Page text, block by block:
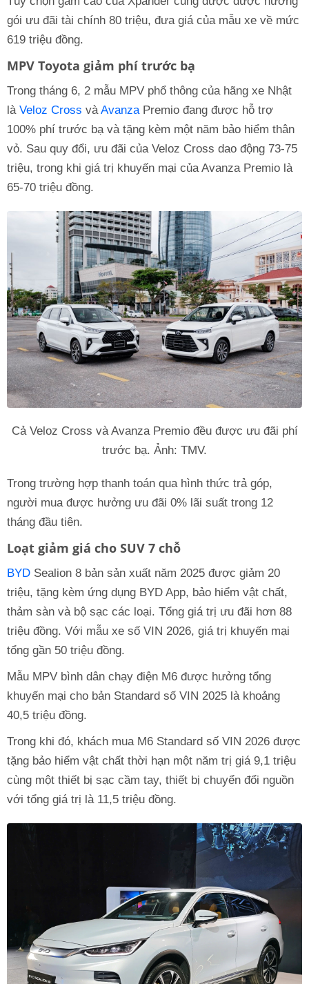
gói ưu đãi tài chính 80 triệu, đưa giá của mẫu xe về mức
619 triệu đồng.
MPV Toyota giảm phí trước bạ
Trong tháng 6, 2 mẫu MPV phổ thông của hãng xe Nhật
là Veloz Cross vàAvanzaPremio đang được hỗ trợ
100% phí trước bạ và tặng kèm một năm bảo hiểm thân
vỏ. Sau quy đổi, ưu đãi của Veloz Cross dao động 73-75
triệu, trong khi giá trị khuyến mại của Avanza Premio là
65-70 triệu đồng.
Cả Veloz Cross và Avanza Premio đều được ưu đãi phí
trước bạ. Ảnh: TMV.
Trong trường hợp thanh toán qua hình thức trả góp,
người mua được hưởng ưu đãi 0% lãi suất trong 12
tháng đầu tiên.
Loạt giảm giá cho SUV 7 chỗ
BYD Sealion 8 bản sản xuất năm 2025 được giảm 20
triệu, tặng kèm ứng dụng BYD App, bảo hiểm vật chất,
thảm sàn và bộ sạc các loại. Tổng giá trị ưu đãi hơn 88
triệu đồng. Với mẫu xe số VIN 2026, giá trị khuyến mại
tổng gần 50 triệu đồng.
Mẫu MPV bình dân chạy điện M6 được hưởng tổng
khuyến mại cho bản Standard số VIN 2025 là khoảng
40,5 triệu đồng.
Trong khi đó, khách mua M6 Standard số VIN 2026 được
tặng bảo hiểm vật chất thời hạn một năm trị giá 9,1 triệu
cùng một thiết bị sạc cầm tay, thiết bị chuyển đổi nguồn
với tổng giá trị là 11,5 triệu đồng.